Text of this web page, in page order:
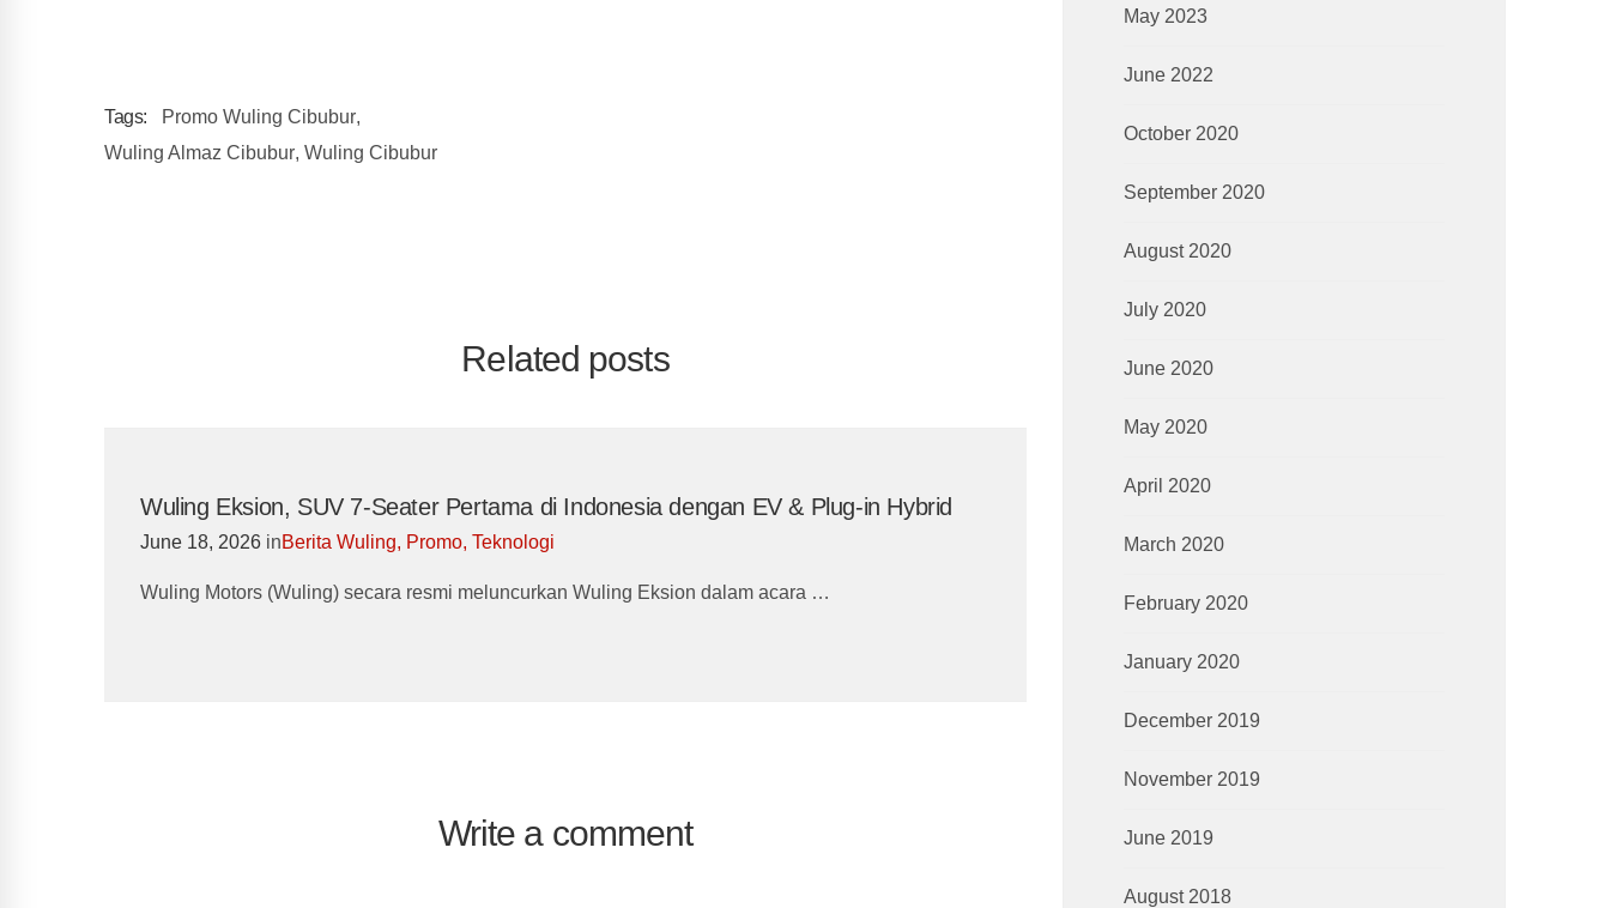
Tags: Promo Wuling Cibubur,
Wuling Almaz Cibubur, Wuling Cibubur
Related posts
Wuling Eksion, SUV 7-Seater Pertama di Indonesia dengan EV & Plug-in Hybrid
June 18, 2026 inBerita Wuling, Promo, Teknologi
Wuling Motors (Wuling) secara resmi meluncurkan Wuling Eksion dalam acara …
Sepanjang Bulan Mei
Write a comment
May 2023
June 2022
October 2020
September 2020
August 2020
July 2020
June 2020
May 2020
April 2020
March 2020
February 2020
January 2020
December 2019
November 2019
June 2019
August 2018